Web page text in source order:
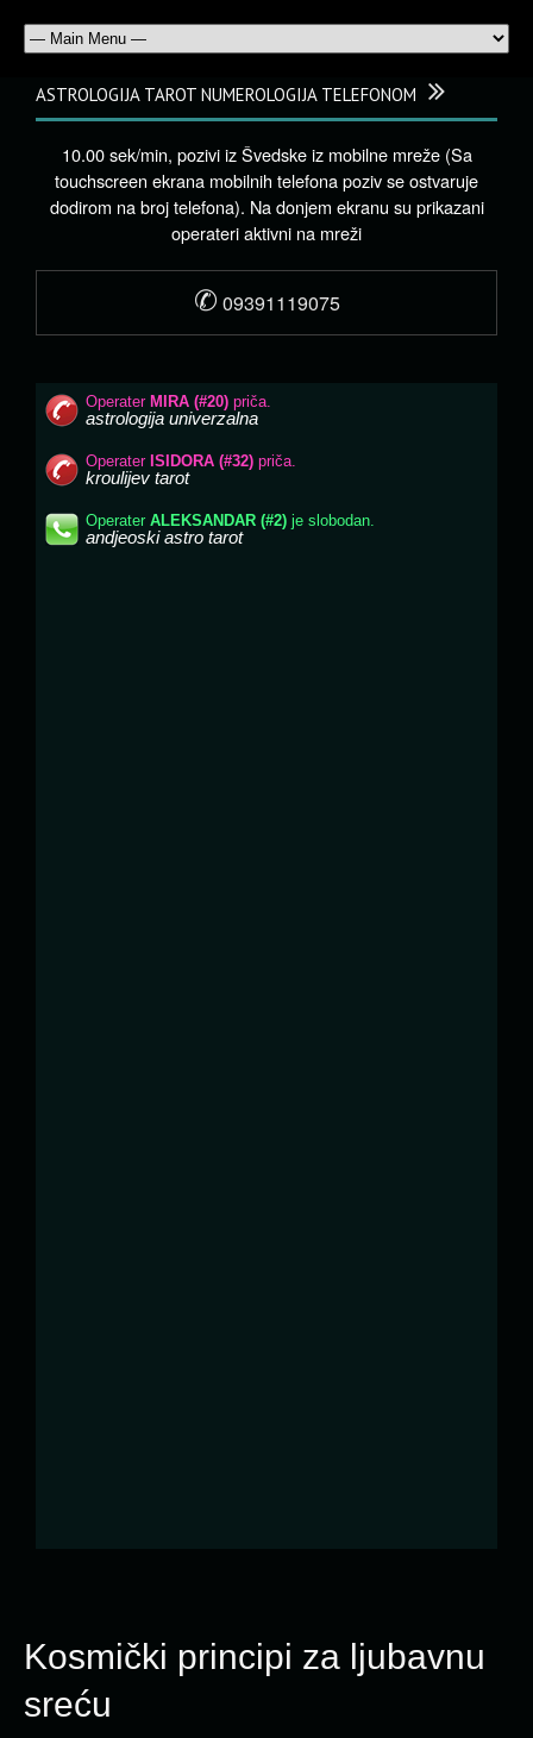
Kosmički principi za ljubavnu
sreću
ASTROLOGIJA TAROT NUMEROLOGIJA TELEFONOM
10.00 sek/min, pozivi iz Švedske iz mobilne mreže (Sa
touchscreen ekrana mobilnih telefona poziv se ostvaruje
dodirom na broj telefona). Na donjem ekranu su prikazani
operateri aktivni na mreži
✆ 09391119075